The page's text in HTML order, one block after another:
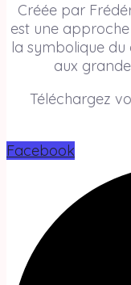
Créée par
est une
la symbolique
aux
Téléchargez
Facebook